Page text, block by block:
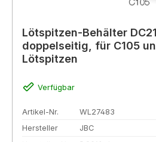
Lötspitzen-Behälter
doppelseitig, für C105
Lötspitzen
Verfügbar
Artikel-Nr.
WL27483
Hersteller
JBC